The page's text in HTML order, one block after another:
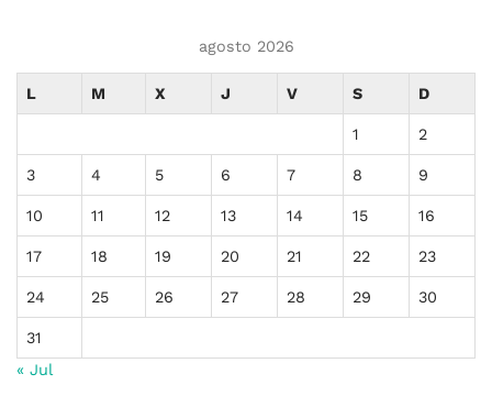
agosto 2026
L M X J V S D
1 2
3 4 5 6 7 8 9
10 11 12 13 14 15 16
17 18 19 20 21 22 23
24 25 26 27 28 29 30
31
« Jul